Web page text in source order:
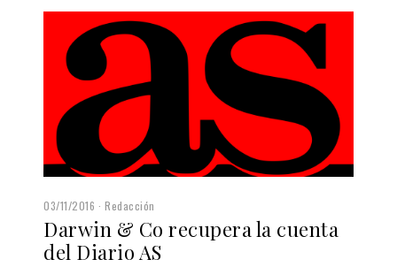
03/11/2016 Redacción
Darwin & Co recupera la cuenta
del Diario AS